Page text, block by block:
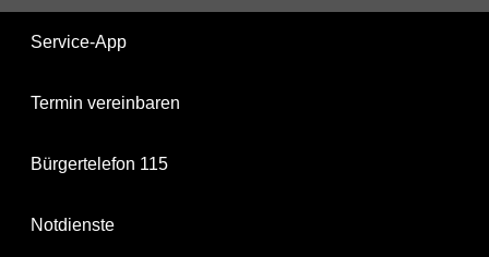
Service-App
Termin vereinbaren
Bürgertelefon 115
Notdienste